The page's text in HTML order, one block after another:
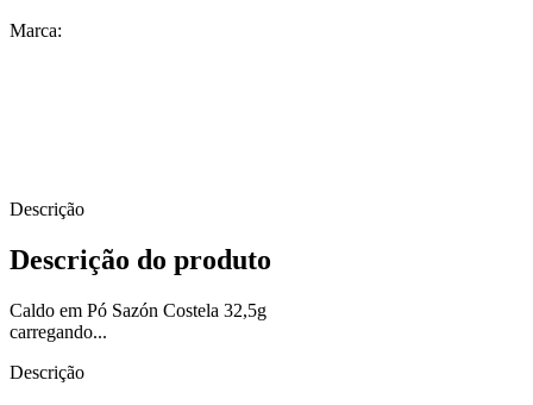
Marca:
Descrição
Descrição do produto
Caldo em Pó Sazón Costela 32,5g
carregando...
Descrição